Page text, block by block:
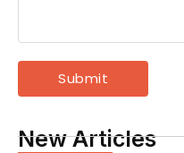
New Articles